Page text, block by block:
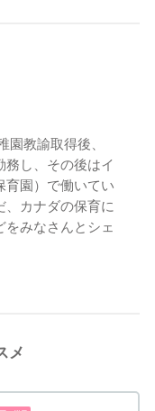
園教諭取得後、
務し、その後はイ
育園）で働いてい
、カナダの保育に
みなさんとシェ
メ